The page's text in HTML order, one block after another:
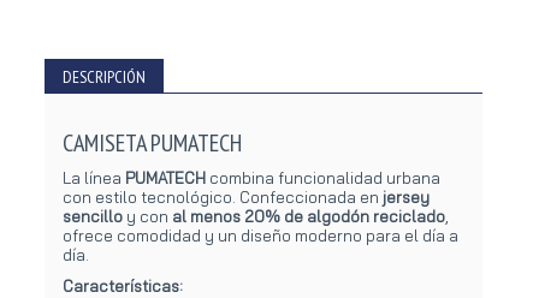
DESCRIPCIÓN
CAMISETA PUMATECH
La línea PUMATECH combina funcionalidad urbana
con estilo tecnológico. Confeccionada en jersey
sencillo y con al menos 20% de algodón reciclado
ofrece comodidad y un diseño moderno para el día a
día.
Características: